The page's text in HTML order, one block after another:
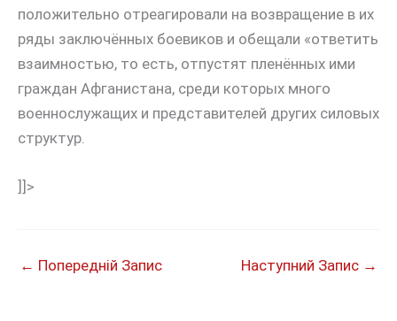
положительно отреагировали на возвращение в их
ряды заключённых боевиков и обещали «ответить
взаимностью, то есть, отпустят пленённых ими
граждан Афганистана, среди которых много
военнослужащих и представителей других силовых
структур.
]]>
← Попередній Запис Наступний Запис →